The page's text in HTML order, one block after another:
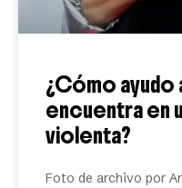
¿Cómo ayudo
encuentra en
violenta?
Foto de archivo por